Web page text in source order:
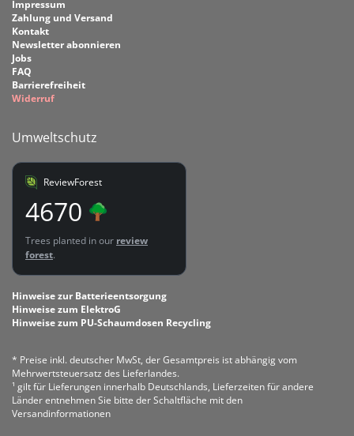
Impressum
Zahlung und Versand
Kontakt
Newsletter abonnieren
Jobs
FAQ
Barrierefreiheit
Widerruf
Umweltschutz
ReviewForest
4670
Trees planted in our review
forest.
Hinweise zur Batterieentsorgung
Hinweise zum ElektroG
Hinweise zum PU-Schaumdosen Recycling
* Preise inkl. deutscher MwSt, der Gesamtpreis ist abhängig vom
Mehrwertsteuersatz des Lieferlandes.
¹ gilt für Lieferungen innerhalb Deutschlands, Lieferzeiten für andere
Länder entnehmen Sie bitte der Schaltfläche mit den
Versandinformationen